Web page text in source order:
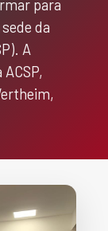
para
da
A